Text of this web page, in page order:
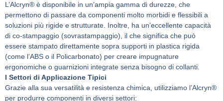
L’Alcryn® è disponibile in un’ampia gamma di durezze, che
permettono di passare da componenti molto morbidi e flessibili a
soluzioni più rigide e strutturate. Inoltre, ha un’eccellente capacità
di co-stampaggio (sovrastampaggio), il che significa che può
essere stampato direttamente sopra supporti in plastica rigida
(come l’ABS o il Policarbonato) per creare impugnature
ergonomiche o guarnizioni integrate senza bisogno di collanti.
I Settori di Applicazione Tipici
Grazie alla sua versatilità e resistenza chimica, utilizziamo l’Alcryn®
per produrre componenti in diversi settori: